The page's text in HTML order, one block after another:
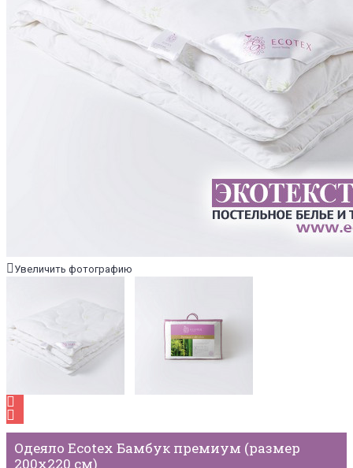
Увеличить фотографию
Одеяло Ecotex Бамбук премиум (размер
200х220 см)